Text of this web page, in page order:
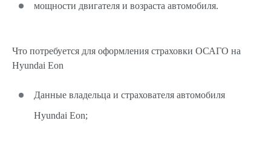
мощности двигателя и возраста автомобиля.
Что потребуется для оформления страховки ОСАГО на
Hyundai Eon
Данные владельца и страхователя автомобиля
Hyundai Eon;